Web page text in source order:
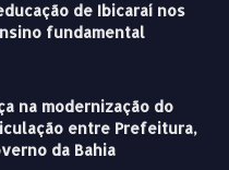
de Ibicaraí nos
fundamental
na modernização do
entre Prefeitura,
da Bahia